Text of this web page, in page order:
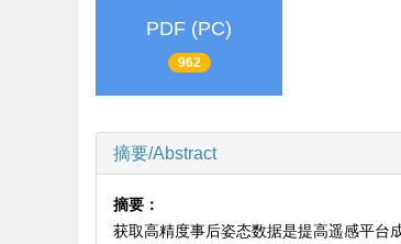
PDF (PC)
962
摘要/Abstract
摘要：
获取高精度事后姿态数据是提高遥感平台